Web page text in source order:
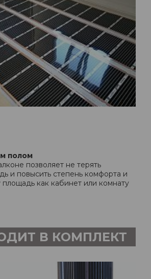
полом
позволяет не терять
и повысить степень комфорта и
площадь как кабинет или комнату
В КОМПЛЕКТ